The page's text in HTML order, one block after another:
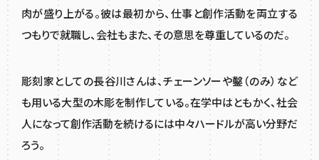
肉が盛り上がる。彼は最初から、仕事と創作活動を両立する
つもりで就職し、会社もまた、その意思を尊重しているのだ。
彫刻家としての長谷川さんは、チェーンソーや鑿（のみ）など
も用いる大型の木彫を制作している。在学中はともかく、社会
人になって創作活動を続けるには中々ハードルが高い分野だ
ろう。